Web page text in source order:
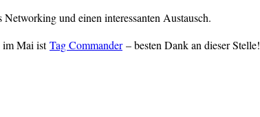
und einen interessanten Austausch.
im Mai istTag Commander– besten Dank an dieser Stelle!